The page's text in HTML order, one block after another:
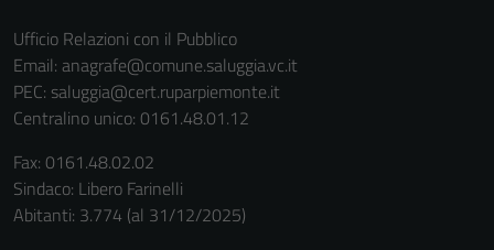
Ufficio Relazioni con il Pubblico
Email: anagrafe@comune.saluggia.vc.it
PEC: saluggia@cert.ruparpiemonte.it
Centralino unico: 0161.48.01.12
Fax: 0161.48.02.02
Sindaco: Libero Farinelli
Abitanti: 3.774 (al 31/12/2025)